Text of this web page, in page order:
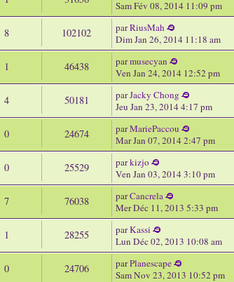
Sam Fév 08, 2014 11:09 pm
8 102102 parRiusMah
Dim Jan 26, 2014 11:18 am
1 46438 parmusecyan
Ven Jan 24, 2014 12:52 pm
4 50181 parJacky Chong
Jeu Jan 23, 2014 4:17 pm
0 24674 parMariePaccou
Mar Jan 07, 2014 2:47 pm
0 25529 parkizjo
Ven Jan 03, 2014 3:10 pm
7 76038 parCancrela
Mer Déc 11, 2013 5:33 pm
1 28255 parKassi
Lun Déc 02, 2013 10:08 am
0 24706 parPlanescape
Sam Nov 23, 2013 10:52 pm